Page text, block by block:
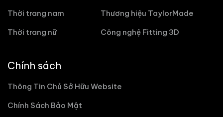
Thời trang nam
Thời trang nữ
Thương hiệu TaylorMade
Công nghệ Fitting 3D
Chính sách
Thông Tin Chủ Sở Hữu Website
Chính Sách Bảo Mật